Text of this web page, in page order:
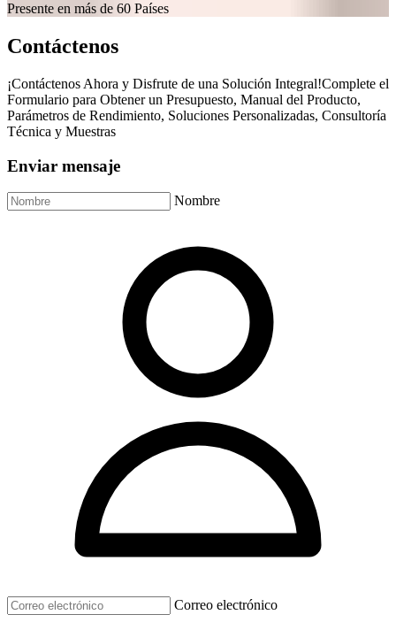
Presente en más de 60 Países
Contáctenos
¡Contáctenos Ahora y Disfrute de una Solución Integral!Complete el
Formulario para Obtener un Presupuesto, Manual del Producto,
Parámetros de Rendimiento, Soluciones Personalizadas, Consultoría
Técnica y Muestras
Enviar mensaje
Nombre
Correo electrónico